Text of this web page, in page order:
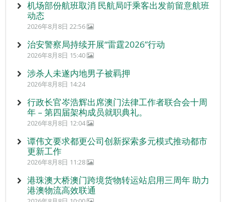
机场部份航班取消 民航局吁乘客出发前留意航班
动态
2026年8月8日 22:56
治安警察局持续开展“雷霆2026”行动
2026年8月8日 15:40
涉杀人未遂内地男子被羁押
2026年8月8日 14:24
行政长官岑浩辉出席澳门法律工作者联合会十周
年 – 第四届架构成员就职典礼。
2026年8月8日 12:04
谭伟文要求都更公司创新探索多元模式推动都市
更新工作
2026年8月8日 11:28
港珠澳大桥澳门跨境货物转运站启用三周年 助力
港澳物流高效联通